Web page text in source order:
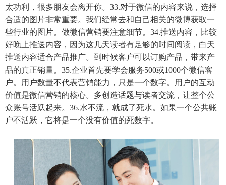
太功利，很多朋友会离开你。33.对于微信的内容来说，选择
合适的图片非常重要。我们经常去和自己相关的微博获取一
些行业的图片。做微信营销要注意细节。34.推送内容，比较
好晚上推送内容，因为这几天读者有足够的时间阅读，白天
推送内容适合产品推广。到时候客户可以订购产品，带来产
品的真正销量。35.企业首先要学会服务500或1000个微信客
户。用户数量不代表营销能力，只是一个数字。用户的互动
价值是微信营销的核心。多创造话题与读者交流，让整个公
众账号活跃起来。36.水不流，就成了死水。如果一个公共账
户不活跃，它将是一个没有价值的死数字。